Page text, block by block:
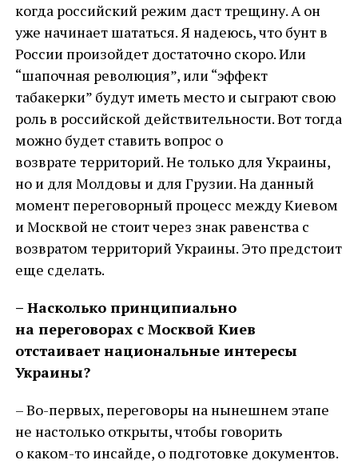
когда российский режим даст трещину. А он
уже начинает шататься. Я надеюсь, что бунт в
России произойдет достаточно скоро. Или
“шапочная революция”, или “эффект
табакерки” будут иметь место и сыграют свою
роль в российской действительности. Вот тогда
можно будет ставить вопрос о
возврате территорий. Не только для Украины,
но и для Молдовы и для Грузии. На данный
момент переговорный процесс между Киевом
и Москвой не стоит через знак равенства с
возвратом территорий Украины. Это предстоит
еще сделать.
– Насколько принципиально
на переговорах с Москвой Киев
отстаивает национальные интересы
Украины?
– Во-первых, переговоры на нынешнем этапе
не настолько открыты, чтобы говорить
о каком-то инсайде, о подготовке документов.